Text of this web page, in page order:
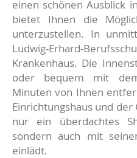
einen schönen Ausblick
bietet Ihnen die
unterzustellen. In
Ludwig-Erhard-
Krankenhaus. Die
oder bequem mit
Minuten von Ihnen
Einrichtungshaus und der
nur ein überdachtes
sondern auch mit
einlädt.